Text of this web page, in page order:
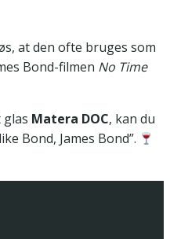
at den ofte bruges som
Bond-filmen No Time
Matera DOC, kan du
Bond, James Bond”.